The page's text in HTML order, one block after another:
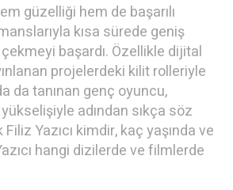
güzelliği hem de başarılı
kısa sürede geniş
başardı. Özellikle dijital
projelerdeki kilit rolleriyle
da tanınan genç oyuncu,
adından sıkça söz
Yazıcı kimdir, kaç yaşında ve
hangi dizilerde ve filmlerde